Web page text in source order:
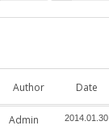
Author Date
Admin 2014.01.30